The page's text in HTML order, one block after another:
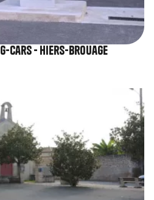
cars - Hiers-Brouage